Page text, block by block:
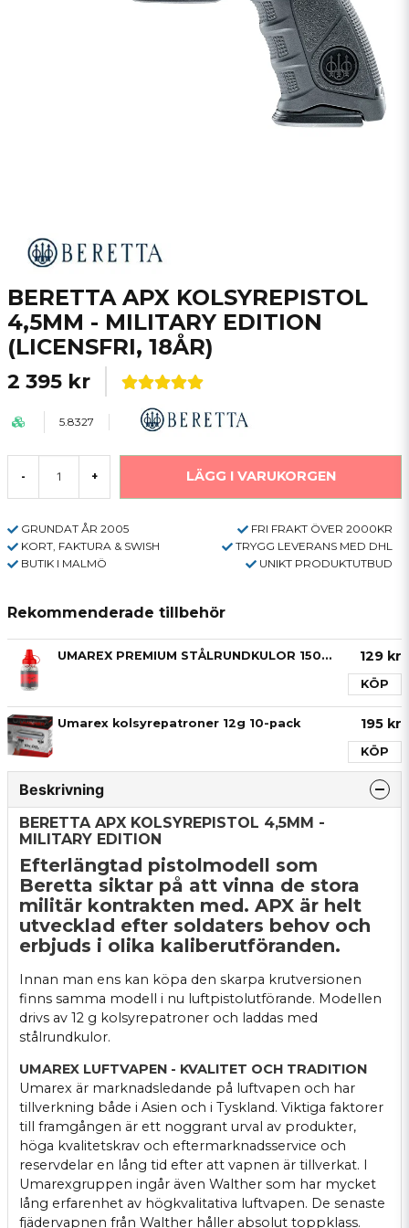
BERETTA APX KOLSYREPISTOL
4,5MM - MILITARY EDITION
(LICENSFRI, 18ÅR)
2 395 kr
5.8327
- + LÄGG I VARUKORGEN
GRUNDAT ÅR 2005
FRI FRAKT ÖVER 2000KR
KORT, FAKTURA & SWISH
TRYGG LEVERANS MED DHL
BUTIK I MALMÖ
UNIKT PRODUKTUTBUD
Rekommenderade tillbehör
UMAREX PREMIUM STÅLRUNDKULOR 1500BBS 4,5mm 129 kr
KÖP
Umarex kolsyrepatroner 12g 10-pack 195 kr
KÖP
Beskrivning
BERETTA APX KOLSYREPISTOL 4,5MM -
MILITARY EDITION
Efterlängtad pistolmodell som
Beretta siktar på att vinna de stora
militär kontrakten med. APX är helt
utvecklad efter soldaters behov och
erbjuds i olika kaliberutföranden.
Innan man ens kan köpa den skarpa krutversionen
finns samma modell i nu luftpistolutförande. Modellen
drivs av 12 g kolsyrepatroner och laddas med
stålrundkulor.
UMAREX LUFTVAPEN - KVALITET OCH TRADITION
Umarex är marknadsledande på luftvapen och har
tillverkning både i Asien och i Tyskland. Viktiga faktorer
till framgången är ett noggrant urval av produkter,
höga kvalitetskrav och eftermarknadsservice och
reservdelar en lång tid efter att vapnen är tillverkat. I
Umarexgruppen ingår även Walther som har mycket
lång erfarenhet av högkvalitativa luftvapen. De senaste
fjädervapnen från Walther håller absolut toppklass.